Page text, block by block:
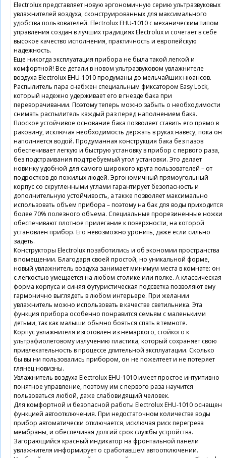
Electrolux представляет новую эргономичную серию ультразвуковых
увлажнителей воздуха, сконструированных для максимального
удобства пользователей. Electrolux EHU-1010 с механическим типом
управления создан в лучших традициях Electrolux и сочетает в себе
высокое качество исполнения, практичность и европейскую
надежность.
Еще никогда эксплуатация прибора не была такой легкой и
комфортной! Все детали в новом ультразвуковом увлажнителе
воздуха Electrolux EHU-1010 продуманы до мельчайших нюансов.
Распылитель пара снабжен специальным фиксатором Easy Lock,
который надежно удерживает его в гнезде бака при
переворачивании. Поэтому теперь можно забыть о необходимости
снимать распылитель каждый раз перед наполнением бака.
Плоское устойчивое основание бака позволяет ставить его прямо в
раковину, исключая необходимость держать в руках навесу, пока он
наполняется водой. Продуманная конструкция бака без пазов
обеспечивает легкую и быструю установку в прибор с первого раза,
без подстраивания под требуемый угол установки. Это делает
новинку удобной для самого широкого круга пользователей – от
подростков до пожилых людей. Эргономичный прямоугольный
корпус со скругленными углами гарантирует безопасность и
дополнительную устойчивость, а также позволяет максимально
использовать объем прибора – поэтому на бак для воды приходится
более 70% полезного объема. Специальные прорезиненные ножки
обеспечивают плотное прилегание к поверхности, на которой
установлен прибор. Его невозможно уронить, даже если сильно
задеть.
Конструкторы Electrolux позаботились и об экономии пространства
в помещении. Благодаря своей простой, но уникальной форме,
новый увлажнитель воздуха занимает минимум места в комнате: он
с легкостью умещается на любом столике или полке. А классическая
форма корпуса и синяя футуристическая подсветка позволяют ему
гармонично выглядеть в любом интерьере. При желании
увлажнитель можно использовать в качестве светильника. Эта
функция прибора особенно понравится семьям с маленькими
детьми, так как малыши обычно бояться спать в темноте.
Корпус увлажнителя изготовлен из немаркого, стойкого к
ультрафиолетовому излучению пластика, который сохраняет свою
привлекательность в процессе длительной эксплуатации. Сколько
бы вы ни пользовались прибором, он не пожелтеет и не потеряет
глянец новизны.
Увлажнитель воздуха Electrolux EHU-1010 имеет простое интуитивно
понятное управление, поэтому им с первого раза научится
пользоваться любой, даже слабовидящий человек.
Для комфортной и безопасной работы Electrolux EHU-1010 оснащен
функцией автоотключения. При недостаточном количестве воды
прибор автоматически отключается, исключая риск перегрева
мембраны, и обеспечивая долгий срок службы устройства.
Загорающийся красный индикатор на фронтальной панели
увлажнителя информирует о сработавшем автоотключении.